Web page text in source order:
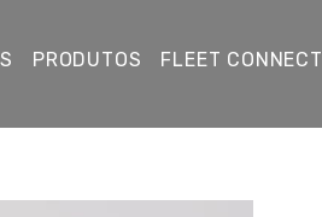
PRODUTOS FLEET CONNECT